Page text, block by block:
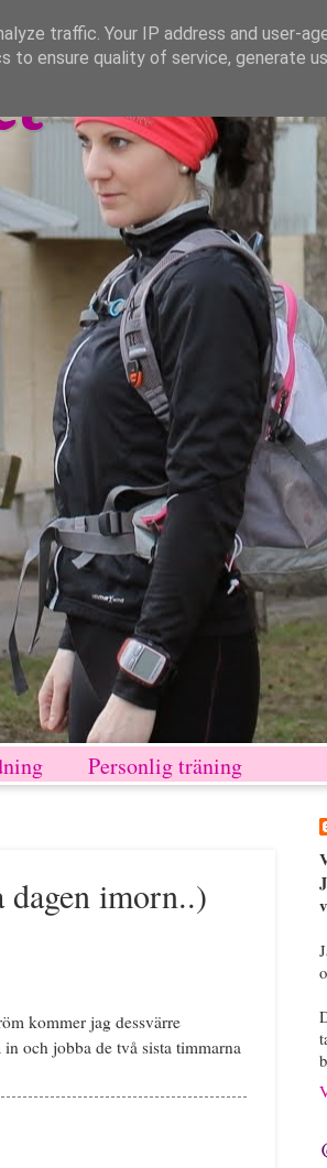
Personlig träning
imorn..)
kommer jag dessvärre
och jobba de två sista timmarna
traffic. Your IP address and user-
to ensure quality of service, generate